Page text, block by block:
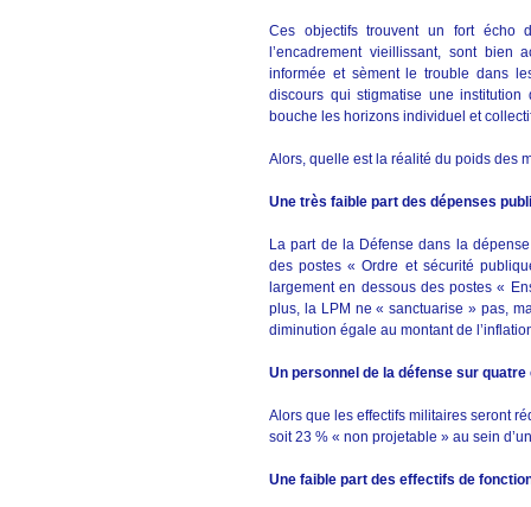
Ces objectifs trouvent un fort écho
l’encadrement vieillissant, sont
informée et sèment le trouble dans
discours qui stigmatise une
bouche les horizons individuel et
Alors, quelle est la réalité du poids des
Une très faible part des dépenses
La part de la Défense dans la
des postes « Ordre et sécurité
largement en dessous des postes «
plus, la LPM ne « sanctuarise » pas,
diminution égale au montant de
Un personnel de la défense sur
Alors que les effectifs militaires seront
soit 23 % « non projetable » au sein
Une faible part des effectifs de